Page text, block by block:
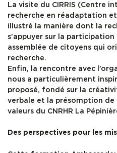
La visite du CIRRIS (Centre
recherche en réadaptation
illustré la manière dont la
s’appuyer sur la
assemblée de citoyens qui
recherche.
Enfin, la rencontre avec
nous a particulièrement
proposé, fondé sur la
verbale et la présomption
valeurs du CNRHR La
Des perspectives pour les